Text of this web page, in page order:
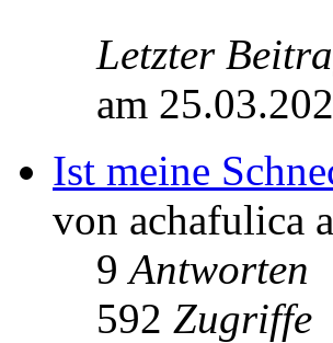
Letzter
am
Ist meine
von achafulica
9Antworten
592 Zugriffe